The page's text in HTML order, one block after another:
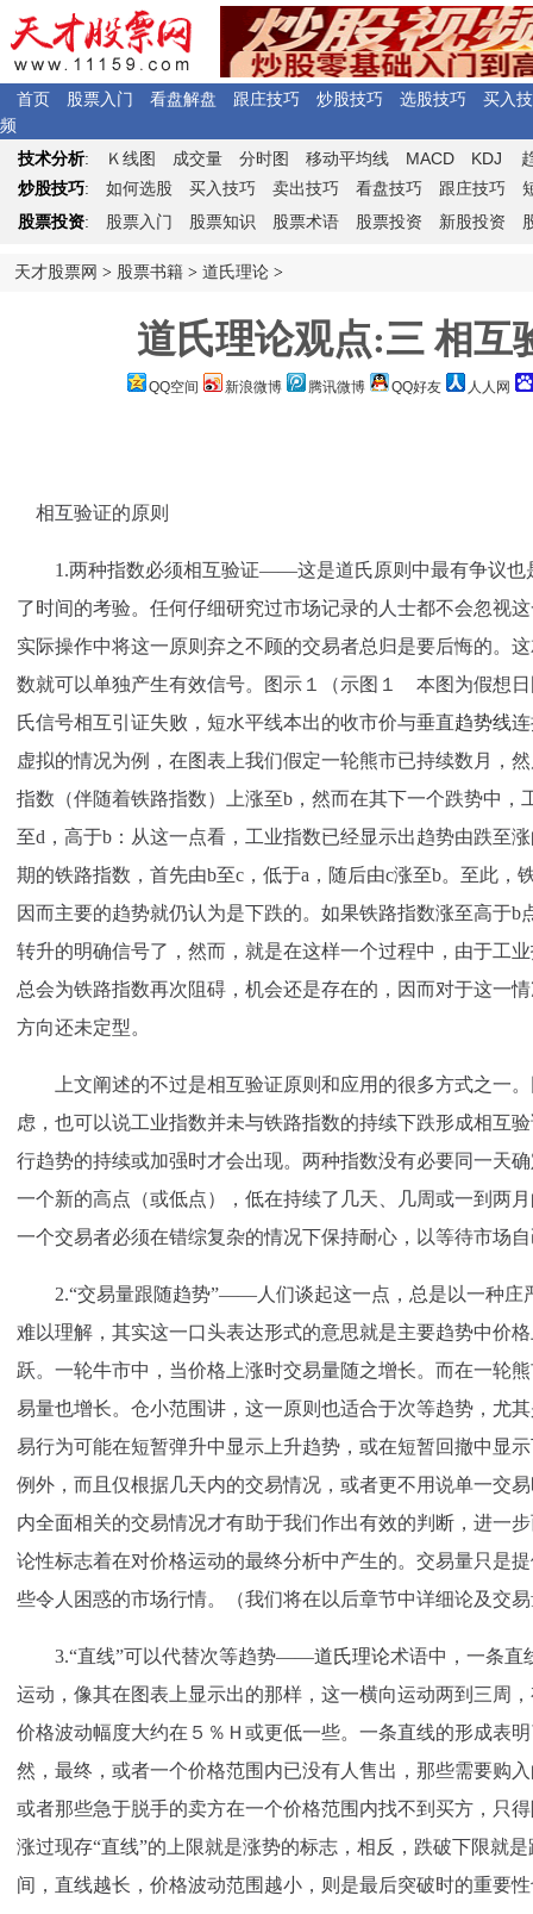
首页 股票入门 看盘解盘 跟庄技巧 炒股技巧 选股技巧
买入
频
技术分析: Ｋ 线图 成交量 分时图 移动平均线 MACD KDJ
炒股技巧: 如何选股 买入技巧 卖出技巧 看盘技巧 跟庄技巧
股票投资: 股票入门 股票知识 股票术语 股票投资 新股投资
天才股票网 > 股票书籍 > 道氏理论 >
道氏理论观点:三 相互
QQ空间 新浪微博 腾讯微博 QQ好友 人人网
相互验证的原则
1.两种指数必须相互验证——这是道氏原则中最有争议也
了时间的考验。任何仔细研究过市场记录的人士都不会忽视
实际操作中将这一原则弃之不顾的交易者总归是要后悔的。
数就可以单独产生有效信号。图示１（示图１ 本图为假想
氏信号相互引证失败，短水平线本出的收市价与垂直趋势线
虚拟的情况为例，在图表上我们假定一轮熊市已持续数月，
指数（伴随着铁路指数）上涨至b，然而在其下一个跌势中，
至d，高于b：从这一点看，工业指数已经显示出趋势由跌至
期的铁路指数，首先由b至c，低于a，随后由c涨至b。至此，
因而主要的趋势就仍认为是下跌的。如果铁路指数涨至高于b
转升的明确信号了，然而，就是在这样一个过程中，由于工
总会为铁路指数再次阻碍，机会还是存在的，因而对于这一
方向还未定型。
上文阐述的不过是相互验证原则和应用的很多方式之一。
虑，也可以说工业指数并未与铁路指数的持续下跌形成相
行趋势的持续或加强时才会出现。两种指数没有必要同一天
一个新的高点（或低点），低在持续了几天、几周或一到两
一个交易者必须在错综复杂的情况下保持耐心，以等待市场
2.“交易量跟随趋势”——人们谈起这一点，总是以一种庄
难以理解，其实这一口头表达形式的意思就是主要趋势中价
跃。一轮牛市中，当价格上涨时交易量随之增长。而在一轮
易量也增长。仓小范围讲，这一原则也适合于次等趋势，尤
易行为可能在短暂弹升中显示上升趋势，或在短暂回撤中显
例外，而且仅根据几天内的交易情况，或者更不用说单一交
内全面相关的交易情况才有助于我们作出有效的判断，进一
论性标志着在对价格运动的最终分析中产生的。交易量只是
些令人困惑的市场行情。（我们将在以后章节中详细论及交
3.“直线”可以代替次等趋势——道氏理论术语中，一条直
运动，像其在图表上显示出的那样，这一横向运动两到三周
价格波动幅度大约在５％Ｈ或更低一些。一条直线的形成表
然，最终，或者一个价格范围内已没有人售出，那些需要购
或者那些急于脱手的卖方在一个价格范围内找不到买方，只
涨过现存“直线”的上限就是涨势的标志，相反，跌破下限就
间，直线越长，价格波动范围越小，则是最后突破时的重要